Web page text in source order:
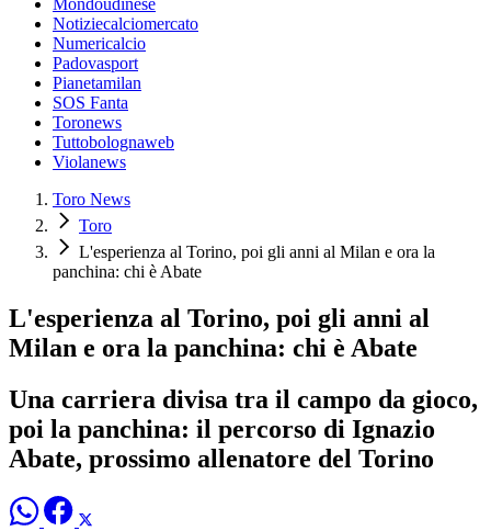
Mondoudinese
Notiziecalciomercato
Numericalcio
Padovasport
Pianetamilan
SOS Fanta
Toronews
Tuttobolognaweb
Violanews
Toro News
Toro
L'esperienza al Torino, poi gli anni al Milan e ora la
panchina: chi è Abate
L'esperienza al Torino, poi gli anni al
Milan e ora la panchina: chi è Abate
Una carriera divisa tra il campo da gioco,
poi la panchina: il percorso di Ignazio
Abate, prossimo allenatore del Torino